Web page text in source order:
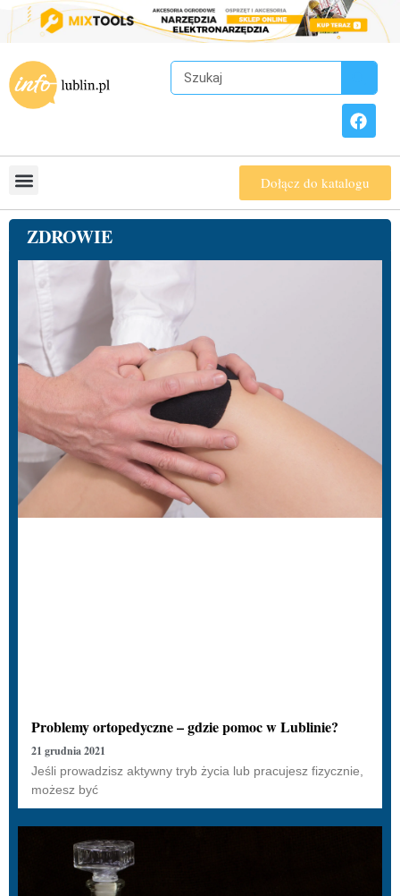
Dołącz do katalogu
ZDROWIE
Problemy ortopedyczne – gdzie pomoc w Lublinie?
21 grudnia 2021
Jeśli prowadzisz aktywny tryb życia lub pracujesz fizycznie,
możesz być